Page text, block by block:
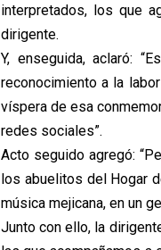
interpretados, los que
dirigente.
Y, enseguida, aclaró:
reconocimiento a la
víspera de esa
redes sociales”.
Acto seguido agregó:
los abuelitos del Hogar
música mejicana, en un
Junto con ello, la